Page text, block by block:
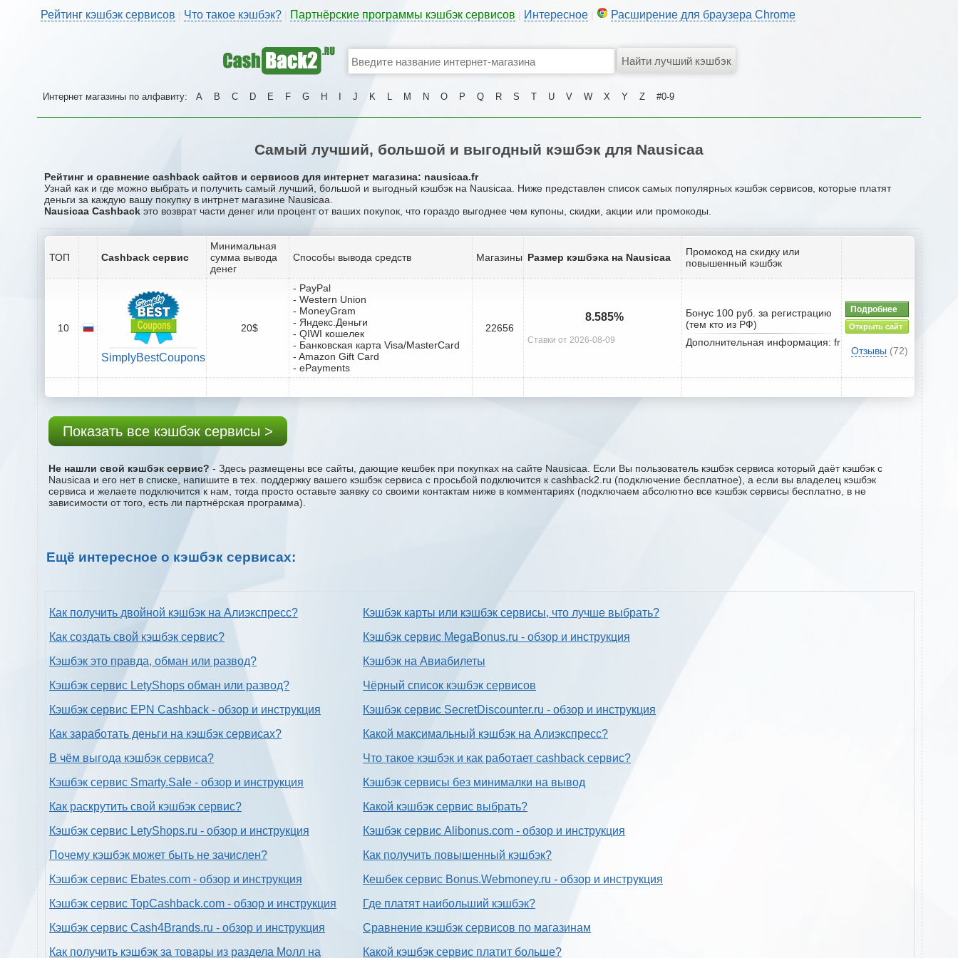
Рейтинг кэшбэк сервисов Что такое кэшбэк? Партнёрские программы кэшбэк сервисов Интересное Расширение для браузера Chrome
Интернет магазины по алфавиту: A B C D E F G H J K L M N O P Q R S T U V W X Y Z #0-9
Самый лучший, большой и выгодный кэшбэк для Nausicaa
Рейтинг и сравнение cashback сайтов и сервисов для интернет магазина: nausicaa.fr
Узнай как и где можно выбрать и получить самый лучший, большой и выгодный кэшбэк на Nausicaa. Ниже представлен список самых популярных кэшбэк сервисов, которые платят
деньги за каждую вашу покупку в интрнет магазине Nausicaa.
Nausicaa Cashback это возврат части денег или процент от ваших покупок, что гораздо выгоднее чем купоны, скидки, акции или промокоды.
ТОП Cashback сервис
Минимальная
сумма вывода
денег
Способы вывода средств Магазины Размер кэшбэка на Nausicaa
Промокод на скидку или
повышенный кэшбэк
10
SimplyBestCoupons
20$
- PayPal
- Western Union
- MoneyGram
- Яндекс.Деньги
- QIWI кошелек
- Банковская карта Visa/MasterCard
- Amazon Gift Card
- ePayments
22656
8.585%
Ставки от 2026-08-09
Бонус 100 руб. за регистрацию
(тем кто из РФ)
Дополнительная информация: fr
Подробнее
Открыть сайт
Отзывы (72)
Показать все кэшбэк сервисы >
Не нашли свой кэшбэк сервис? - Здесь размещены все сайты, дающие кешбек при покупках на сайте Nausicaa. Если Вы пользователь кэшбэк сервиса который даёт кэшбэк с
Nausicaa и его нет в списке, напишите в тех. поддержку вашего кэшбэк сервиса с проcьбой подключится к cashback2.ru (подключение бесплатное), а если вы владелец кэшбэк
сервиса и желаете подключится к нам, тогда просто оставьте заявку со своими контактам ниже в комментариях (подключаем абсолютно все кэшбэк сервисы бесплатно, в не
зависимости от того, есть ли партнёрская программа).
Ещё интересное о кэшбэк сервисах:
Как получить двойной кэшбэк на Алиэкспресс?
Как создать свой кэшбэк сервис?
Кэшбэк это правда, обман или развод?
Кэшбэк сервис LetyShops обман или развод?
Кэшбэк сервис EPN Cashback - обзор и инструкция
Как заработать деньги на кэшбэк сервисах?
В чём выгода кэшбэк сервиса?
Кэшбэк сервис Smarty.Sale - обзор и инструкция
Как раскрутить свой кэшбэк сервис?
Кэшбэк сервис LetyShops.ru - обзор и инструкция
Почему кэшбэк может быть не зачислен?
Кэшбэк сервис Ebates.com - обзор и инструкция
Кэшбэк сервис TopCashback.com - обзор и инструкция
Кэшбэк сервис Cash4Brands.ru - обзор и инструкция
Как получить кэшбэк за товары из раздела Молл на
Кэшбэк карты или кэшбэк сервисы, что лучше выбрать?
Кэшбэк сервис MegaBonus.ru - обзор и инструкция
Кэшбэк на Авиабилеты
Чёрный список кэшбэк сервисов
Кэшбэк сервис SecretDiscounter.ru - обзор и инструкция
Какой максимальный кэшбэк на Алиэкспресс?
Что такое кэшбэк и как работает cashback сервис?
Кэшбэк сервисы без минималки на вывод
Какой кэшбэк сервис выбрать?
Кэшбэк сервис Alibonus.com - обзор и инструкция
Как получить повышенный кэшбэк?
Кешбек сервис Bonus.Webmoney.ru - обзор и инструкция
Где платят наибольший кэшбэк?
Сравнение кэшбэк сервисов по магазинам
Какой кэшбэк сервис платит больше?